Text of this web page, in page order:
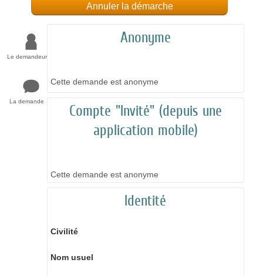
Annuler la démarche
Le demandeur
La demande
Anonyme
Cette demande est anonyme
Compte "Invité" (depuis une
application mobile)
Cette demande est anonyme
Identité
Civilité
Nom usuel